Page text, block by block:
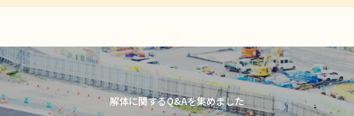
解体に関するQ&Aを集めました